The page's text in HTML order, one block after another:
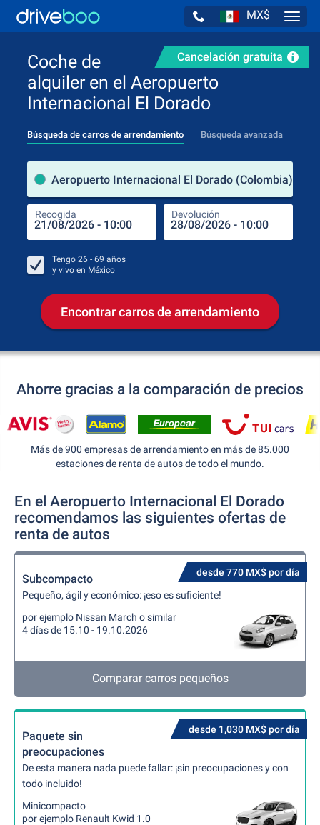
MX$
Cancelación gratuita
Coche de
alquiler en el Aeropuerto
Internacional El Dorado
Búsqueda de carros de arrendamiento Búsqueda avanzada
Aeropuerto Internacional El Dorado (Colombia)
Recogida Devolución
Tengo 26 - 69 años
y vivo en México
Encontrar carros de arrendamiento
Ahorre gracias a la comparación de precios
Más de 900 empresas de arrendamiento en más de 85.000
estaciones de renta de autos de todo el mundo.
En el Aeropuerto Internacional El Dorado
recomendamos las siguientes ofertas de
renta de autos
desde 770 MX$ por día
Subcompacto
Pequeño, ágil y económico: ¡eso es suficiente!
por ejemplo Nissan March o similar
4 días de 15.10 - 19.10.2026
Comparar carros pequeños
desde 1,030 MX$ por día
Paquete sin
preocupaciones
De esta manera nada puede fallar: ¡sin preocupaciones y con
todo incluido!
Minicompacto
por ejemplo Renault Kwid 1.0